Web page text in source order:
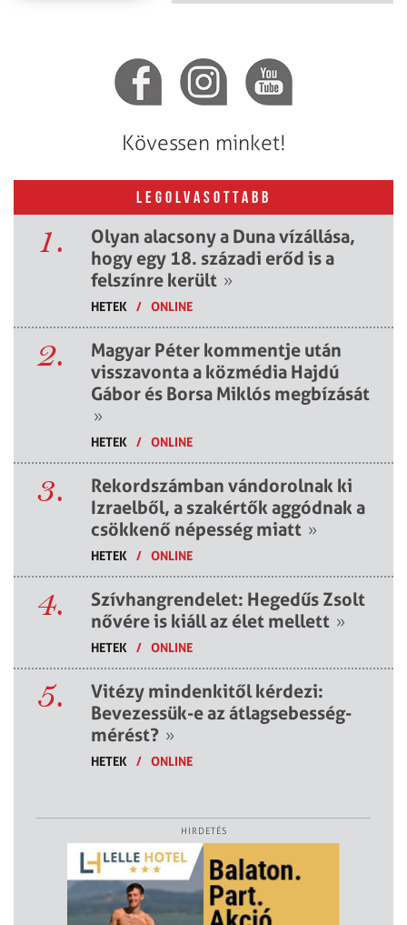
Kövessen minket!
LEGOLVASOTTABB
1.
Olyan alacsony a Duna vízállása,
hogy egy 18. századi erőd is a
felszínre került »
HETEK / ONLINE
2.
Magyar Péter kommentje után
visszavonta a közmédia Hajdú
Gábor és Borsa Miklós megbízását
»
HETEK / ONLINE
3.
Rekordszámban vándorolnak ki
Izraelből, a szakértők aggódnak a
csökkenő népesség miatt »
HETEK / ONLINE
4.
Szívhangrendelet: Hegedűs Zsolt
nővére is kiáll az élet mellett »
HETEK / ONLINE
5.
Vitézy mindenkitől kérdezi:
Bevezessük-e az átlagsebesség-
mérést? »
HETEK / ONLINE
HIRDETÉS